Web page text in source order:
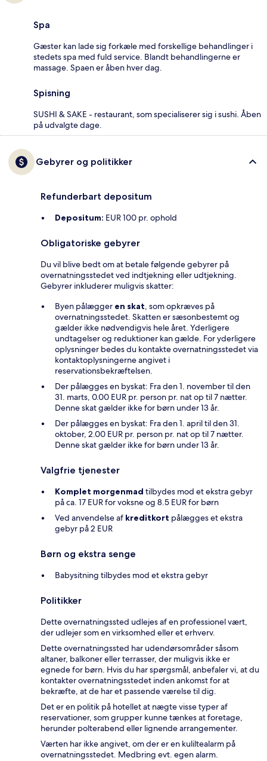
Spa
Gæster kan lade sig forkæle med forskellige behandlinger i
stedets spa med fuld service. Blandt behandlingerne er
massage. Spaen er åben hver dag.
Spisning
SUSHI & SAKE - restaurant, som specialiserer sig i sushi. Åben
på udvalgte dage.
Gebyrer og politikker
Refunderbart depositum
Depositum: EUR 100 pr. ophold
Obligatoriske gebyrer
Du vil blive bedt om at betale følgende gebyrer på
overnatningsstedet ved indtjekning eller udtjekning.
Gebyrer inkluderer muligvis skatter:
Byen pålægger en skat, som opkræves på
overnatningsstedet. Skatten er sæsonbestemt og
gælder ikke nødvendigvis hele året. Yderligere
undtagelser og reduktioner kan gælde. For yderligere
oplysninger bedes du kontakte overnatningsstedet via
kontaktoplysningerne angivet i
reservationsbekræftelsen.
Der pålægges en byskat: Fra den 1. november til den
31. marts, 0.00 EUR pr. person pr. nat op til 7 nætter.
Denne skat gælder ikke for børn under 13 år.
Der pålægges en byskat: Fra den 1. april til den 31.
oktober, 2.00 EUR pr. person pr. nat op til 7 nætter.
Denne skat gælder ikke for børn under 13 år.
Valgfrie tjenester
Komplet morgenmad tilbydes mod et ekstra gebyr
på ca. 17 EUR for voksne og 8.5 EUR for børn
Ved anvendelse af kreditkort pålægges et ekstra
gebyr på 2 EUR
Børn og ekstra senge
Babysitning tilbydes mod et ekstra gebyr
Politikker
Dette overnatningssted udlejes af en professionel vært,
der udlejer som en virksomhed eller et erhverv.
Dette overnatningssted har udendørsområder såsom
altaner, balkoner eller terrasser, der muligvis ikke er
egnede for børn. Hvis du har spørgsmål, anbefaler vi, at du
kontakter overnatningsstedet inden ankomst for at
bekræfte, at de har et passende værelse til dig.
Det er en politik på hotellet at nægte visse typer af
reservationer, som grupper kunne tænkes at foretage,
herunder polterabend eller lignende arrangementer.
Værten har ikke angivet, om der er en kuliltealarm på
overnatningsstedet. Medbring evt. egen alarm.